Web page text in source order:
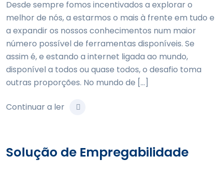
Desde sempre fomos incentivados a explorar o
melhor de nós, a estarmos o mais à frente em tudo e
a expandir os nossos conhecimentos num maior
número possível de ferramentas disponíveis. Se
assim é, e estando a internet ligada ao mundo,
disponível a todos ou quase todos, o desafio toma
outras proporções. No mundo de […]
Continuar a ler
Solução de Empregabilidade